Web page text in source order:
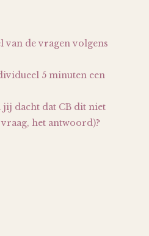
van de vragen volgens
5 minuten een
jij dacht dat CB dit niet
het antwoord)?